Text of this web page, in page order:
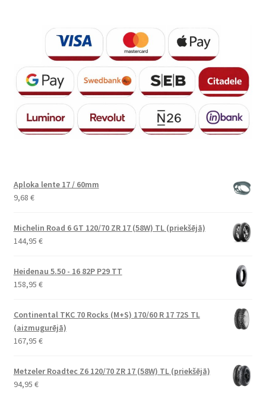
Aploka lente 17 / 60mm
9,68 €
Michelin Road 6 GT 120/70 ZR 17 (58W) TL (priekšējā)
144,95 €
Heidenau 5.50 - 16 82P P29 TT
158,95 €
Continental TKC 70 Rocks (M+S) 170/60 R 17 72S TL
(aizmugurējā)
167,95 €
Metzeler Roadtec Z6 120/70 ZR 17 (58W) TL (priekšējā)
94,95 €